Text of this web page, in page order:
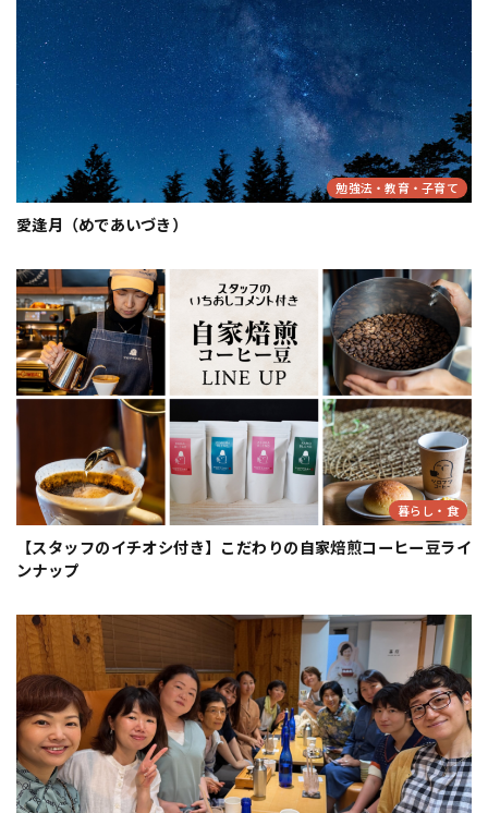
勉強法・教育・子育て
愛逢月（めであいづき）
暮らし・食
【スタッフのイチオシ付き】こだわりの自家焙煎コーヒー豆ライ
ンナップ